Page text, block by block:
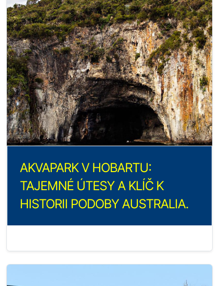
AKVAPARK V HOBARTU:
TAJEMNÉ ÚTESY A KLÍČ K
HISTORII PODOBY AUSTRALIA.